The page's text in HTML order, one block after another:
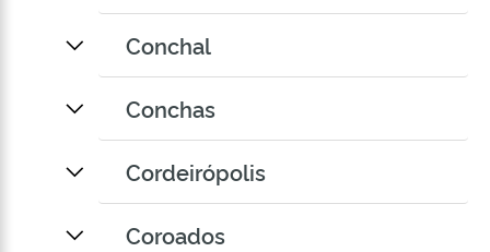
Conchal
Conchas
Cordeirópolis
Coroados